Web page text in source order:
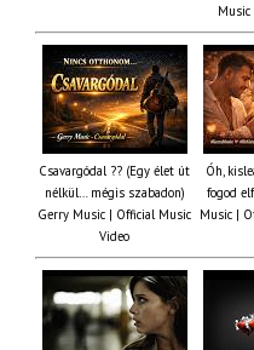
Music
Csavargódal ?? (Egy élet út
nélkül… mégis szabadon)
Gerry Music | Official Music
Video
Óh,
fogod
Music |